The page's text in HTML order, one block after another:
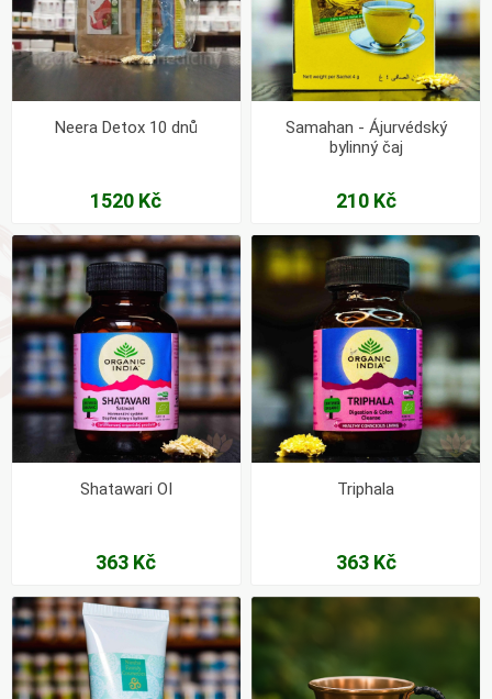
Neera Detox 10 dnů
1520 Kč
Samahan - Ájurvédský
bylinný čaj
210 Kč
Shatawari OI
363 Kč
Triphala
363 Kč